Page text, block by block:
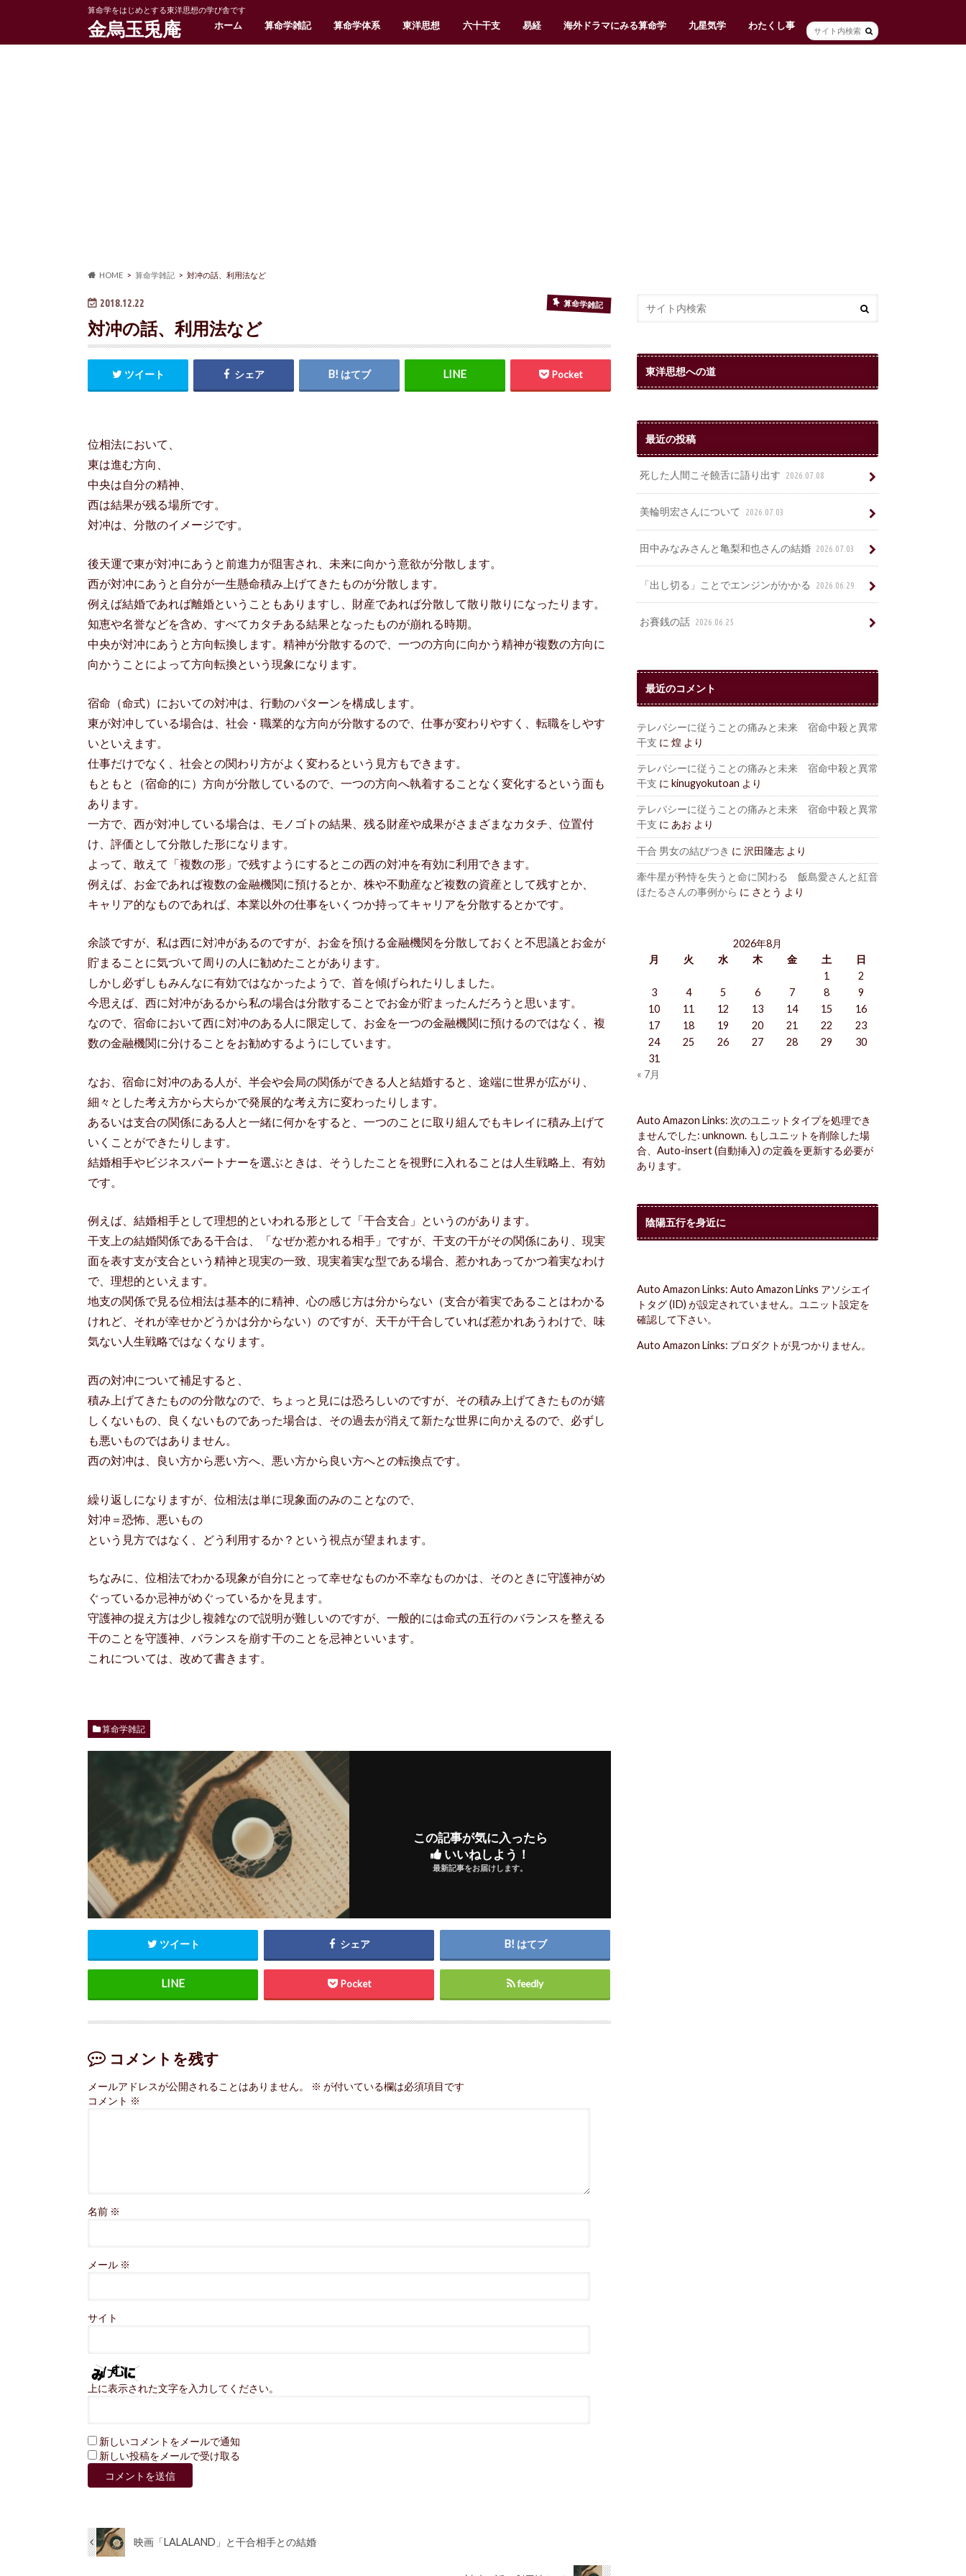
算命学をはじめとする東洋思想の学び舎です
金烏玉兎庵 ホーム 算命学雑記 算命学体系 東洋思想 六十干支 易経 海外ドラマにみる算命学 九星気学 わたくし事
HOME 算命学雑記 対冲の話、利用法など
2018.12.22 算命学雑記
対冲の話、利用法など
ツイート シェア はてブ Pocket
位相法において、
東は進む方向、
中央は自分の精神、
西は結果が残る場所です。
対冲は、分散のイメージです。
後天運で東が対冲にあうと前進力が阻害され、未来に向かう意欲が分散します。
西が対冲にあうと自分が一生懸命積み上げてきたものが分散します。
例えば結婚であれば離婚ということもありますし、財産であれば分散して散り散りになったります。
知恵や名誉などを含め、すべてカタチある結果となったものが崩れる時期。
中央が対冲にあうと方向転換します。精神が分散するので、一つの方向に向かう精神が複数の方向に
向かうことによって方向転換という現象になります。
宿命（命式）においての対冲は、行動のパターンを構成します。
東が対冲している場合は、社会・職業的な方向が分散するので、仕事が変わりやすく、転職をしやす
いといえます。
仕事だけでなく、社会との関わり方がよく変わるという見方もできます。
もともと（宿命的に）方向が分散しているので、一つの方向へ執着することなく変化するという面も
あります。
一方で、西が対冲している場合は、モノゴトの結果、残る財産や成果がさまざまなカタチ、位置付
け、評価として分散した形になります。
よって、敢えて「複数の形」で残すようにするとこの西の対冲を有効に利用できます。
例えば、お金であれば複数の金融機関に預けるとか、株や不動産など複数の資産として残すとか、
キャリア的なものであれば、本業以外の仕事をいくつか持ってキャリアを分散するとかです。
余談ですが、私は西に対冲があるのですが、お金を預ける金融機関を分散しておくと不思議とお金が
貯まることに気づいて周りの人に勧めたことがあります。
しかし必ずしもみんなに有効ではなかったようで、首を傾げられたりしました。
今思えば、西に対冲があるから私の場合は分散することでお金が貯まったんだろうと思います。
なので、宿命において西に対冲のある人に限定して、お金を一つの金融機関に預けるのではなく、複
数の金融機関に分けることをお勧めするようにしています。
なお、宿命に対冲のある人が、半会や会局の関係ができる人と結婚すると、途端に世界が広がり、
細々とした考え方から大らかで発展的な考え方に変わったりします。
あるいは支合の関係にある人と一緒に何かをすると、一つのことに取り組んでもキレイに積み上げて
いくことができたりします。
結婚相手やビジネスパートナーを選ぶときは、そうしたことを視野に入れることは人生戦略上、有効
です。
例えば、結婚相手として理想的といわれる形として「干合支合」というのがあります。
干支上の結婚関係である干合は、「なぜか惹かれる相手」ですが、干支の干がその関係にあり、現実
面を表す支が支合という精神と現実の一致、現実着実な型である場合、惹かれあってかつ着実なわけ
で、理想的といえます。
地支の関係で見る位相法は基本的に精神、心の感じ方は分からない（支合が着実であることはわかる
けれど、それが幸せかどうかは分からない）のですが、天干が干合していれば惹かれあうわけで、味
気ない人生戦略ではなくなります。
西の対冲について補足すると、
積み上げてきたものの分散なので、ちょっと見には恐ろしいのですが、その積み上げてきたものが嬉
しくないもの、良くないものであった場合は、その過去が消えて新たな世界に向かえるので、必ずし
も悪いものではありません。
西の対冲は、良い方から悪い方へ、悪い方から良い方へとの転換点です。
繰り返しになりますが、位相法は単に現象面のみのことなので、
対冲＝恐怖、悪いもの
という見方ではなく、どう利用するか？という視点が望まれます。
ちなみに、位相法でわかる現象が自分にとって幸せなものか不幸なものかは、そのときに守護神がめ
ぐっているか忌神がめぐっているかを見ます。
守護神の捉え方は少し複雑なので説明が難しいのですが、一般的には命式の五行のバランスを整える
干のことを守護神、バランスを崩す干のことを忌神といいます。
これについては、改めて書きます。
算命学雑記
この記事が気に入ったら
いいねしよう！
最新記事をお届けします。
ツイート シェア はてブ
Pocket feedly
コメントを残す
メールアドレスが公開されることはありません。 ※ が付いている欄は必須項目です
コメント ※
名前 ※
メール ※
サイト
上に表示された文字を入力してください。
新しいコメントをメールで通知
新しい投稿をメールで受け取る
映画「LALALAND」と干合相手との結婚
東洋思想への道
最近の投稿
死した人間こそ饒舌に語り出す 2026.07.08
美輪明宏さんについて 2026.07.03
田中みなみさんと亀梨和也さんの結婚 2026.07.03
「出し切る」ことでエンジンがかかる 2026.06.29
お賽銭の話 2026.06.25
最近のコメント
テレパシーに従うことの痛みと未来 宿命中殺と異常
干支 に 煌 より
テレパシーに従うことの痛みと未来 宿命中殺と異常
干支 に kinugyokutoan より
テレパシーに従うことの痛みと未来 宿命中殺と異常
干支 に あお より
干合 男女の結びつき に 沢田隆志 より
牽牛星が矜恃を失うと命に関わる 飯島愛さんと紅音
ほたるさんの事例から に さとう より
2026年8月
月
火 水 木 金 土
日
1
2
3
4 5 6 7 8
9
10
11 12 13 14 15
16
17
18 19 20 21 22
23
24
25 26 27 28 29
30
31
« 7月
Auto Amazon Links: 次のユニットタイプを処理でき
ませんでした: unknown. もしユニットを削除した場
合、Auto-insert (自動挿入) の定義を更新する必要が
あります。
陰陽五行を身近に
Auto Amazon Links: Auto Amazon Links アソシエイ
トタグ (ID) が設定されていません。ユニット設定を
確認して下さい。
Auto Amazon Links: プロダクトが見つかりません。